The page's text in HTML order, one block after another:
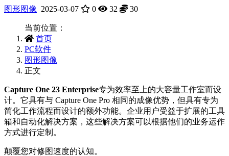
图形图像 2025-03-07 0 32 30
当前位置：
首页
PC软件
图形图像
正文
Capture One 23 Enterprise专为效率至上的大容量工作室而设
计。它具有与 Capture One Pro 相同的成像优势，但具有专为
简化工作流程而设计的额外功能。企业用户受益于扩展的工具
箱和自动化解决方案，这些解决方案可以根据他们的业务运作
方式进行定制。
颠覆您对修图速度的认知。